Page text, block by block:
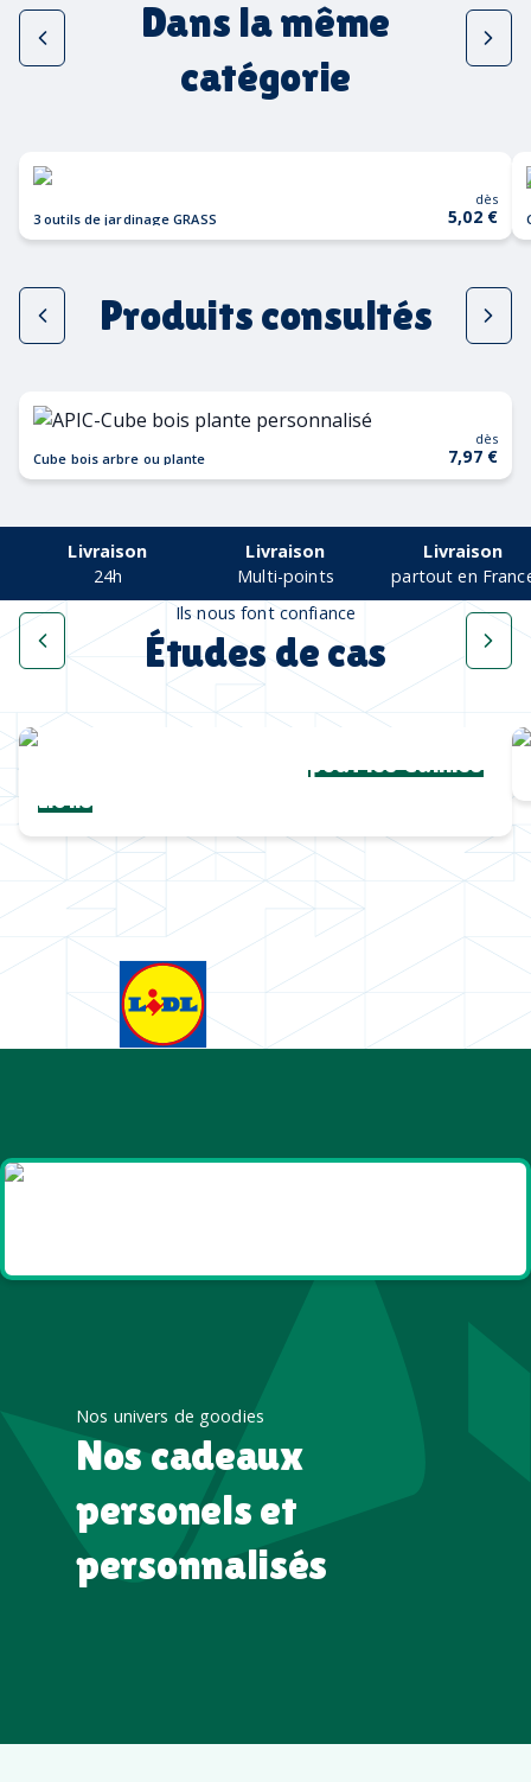
Dans la même
catégorie
3 outils de jardinage GRASS
dès
5,02 €
Produits consultés
Cube bois arbre ou plante
dès
7,97 €
Livraison
24h
Livraison
Multi-points
Livraison
partout en
Ils nous font confiance
Études de cas
Une collection complètepour les Cannes
Lions
Nos univers de goodies
Nos cadeaux
personels et
personnalisés